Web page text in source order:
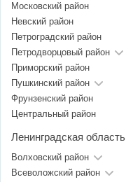
Московский район
Невский район
Петроградский район
Петродворцовый район
Приморский район
Пушкинский район
Фрунзенский район
Центральный район
Ленинградская область
Волховский район
Всеволожский район